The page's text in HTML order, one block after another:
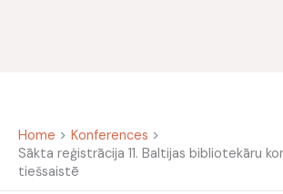
Home
Konferences
Sākta reģistrācija 11. Baltijas bibliotekāru
tiešsaistē